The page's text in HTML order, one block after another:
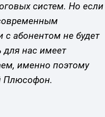
систем. Но если
с абонентом не будет
для нас имеет
именно поэтому
Плюсофон.